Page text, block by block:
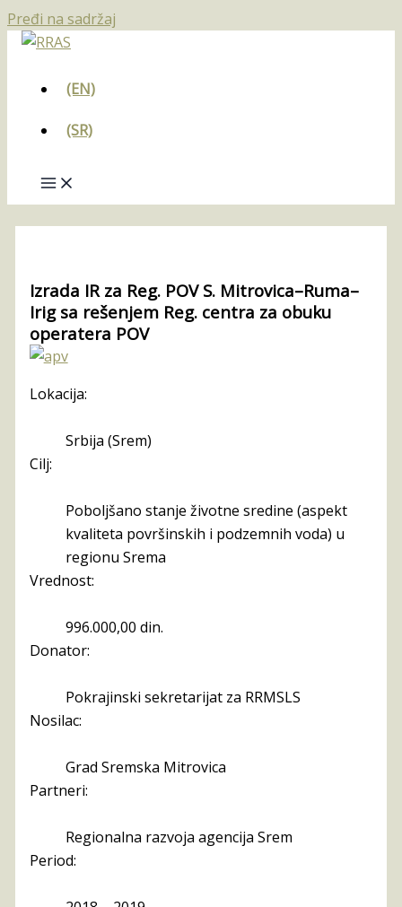
Pređi na sadržaj
(EN)
(SR)
Izrada IR za Reg. POV S. Mitrovica–Ruma–
Irig sa rešenjem Reg. centra za obuku
operatera POV
Lokacija:
Srbija (Srem)
Cilj:
Poboljšano stanje životne sredine (aspekt
kvaliteta površinskih i podzemnih voda) u
regionu Srema
Vrednost:
996.000,00 din.
Donator:
Pokrajinski sekretarijat za RRMSLS
Nosilac:
Grad Sremska Mitrovica
Partneri:
Regionalna razvoja agencija Srem
Period: